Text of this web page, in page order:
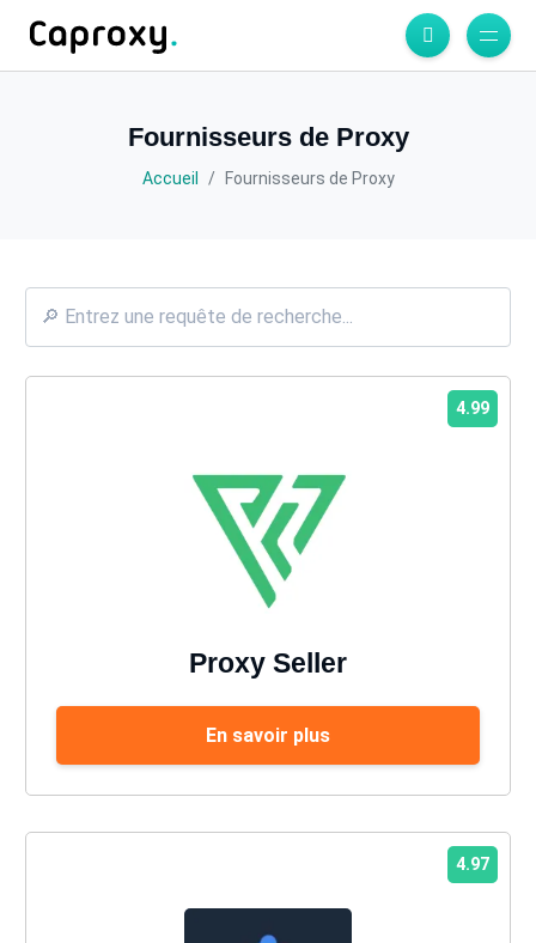
Fournisseurs de Proxy
Accueil Fournisseurs de Proxy
4.99
Proxy Seller
En savoir plus
4.97